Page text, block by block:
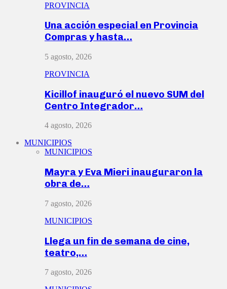
PROVINCIA
Una acción especial en Provincia
Compras y hasta…
5 agosto, 2026
PROVINCIA
Kicillof inauguró el nuevo SUM del
Centro Integrador…
4 agosto, 2026
MUNICIPIOS
MUNICIPIOS
Mayra y Eva Mieri inauguraron la
obra de…
7 agosto, 2026
MUNICIPIOS
Llega un fin de semana de cine,
teatro,…
7 agosto, 2026